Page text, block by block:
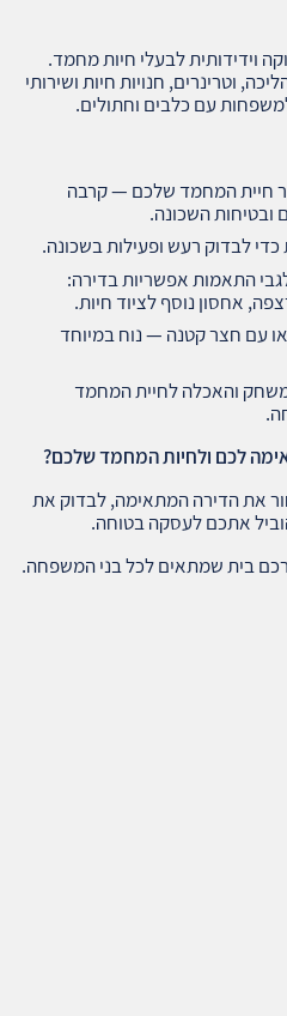
וידידותית לבעלי חיות מחמד.
וטרינרים, חנויות חיות ושירותי
עם כלבים וחתולים.
חיית המחמד שלכם — קרבה
ובטיחות השכונה.
לבדוק רעש ופעילות בשכונה.
התאמות אפשריות בדירה:
אחסון נוסף לציוד חיות.
עם חצר קטנה — נוח במיוחד
משחק והאכלה לחיית המחמד
לכם ולחיות המחמד שלכם?
את הדירה המתאימה, לבדוק את
אתכם לעסקה בטוחה.
בית שמתאים לכל בני המשפחה.